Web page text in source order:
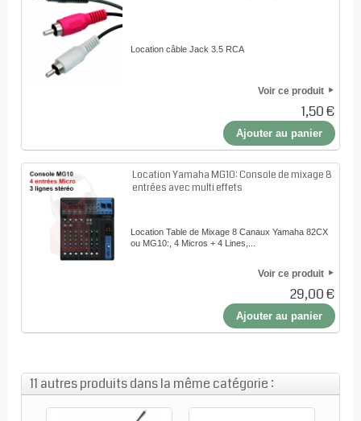
Location câble Jack 3.5 RCA
Voir ce produit
1,50 €
Ajouter au panier
Location Yamaha MG10: Console de mixage 8
entrées avec multi effets
Location Table de Mixage 8 Canaux Yamaha 82CX
ou MG10:, 4 Micros + 4 Lines,...
Voir ce produit
29,00 €
Ajouter au panier
11 autres produits dans la même catégorie :